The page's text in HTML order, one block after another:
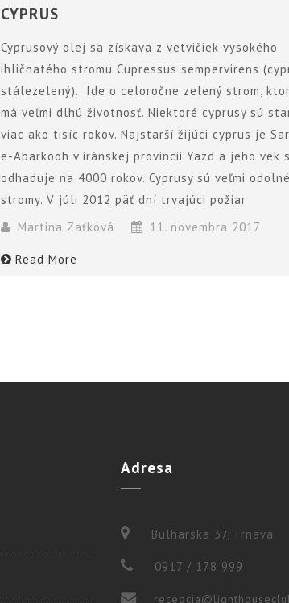
CYPRUS
Cyprusový olej sa získava z vetvičiek vysokého
ihličnatého stromu Cupressus sempervirens
stálezelený). Ide o celoročne zelený strom,
má veľmi dlhú životnosť. Niektoré cyprusy sú
viac ako tisíc rokov. Najstarší žijúci cyprus je
e-Abarkooh v iránskej provincii Yazd a jeho vek
odhaduje na 4000 rokov. Cyprusy sú veľmi odolné
stromy. V júli 2012 päť dní trvajúci požiar
Martina Zaťková
11. novembra 2017
Read More
Adresa
Bulharska 37, Trnava
0917 / 178 999